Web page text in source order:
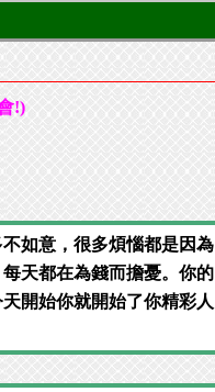
!)
如意，很多煩惱都是因為
天都在為錢而擔憂。你的
開始你就開始了你精彩人